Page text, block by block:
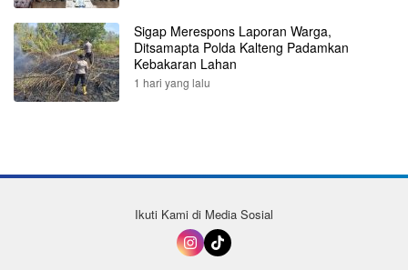
Sigap Merespons Laporan Warga,
Ditsamapta Polda Kalteng Padamkan
Kebakaran Lahan
1 hari yang lalu
Ikuti Kami di Media Sosial